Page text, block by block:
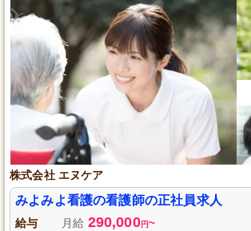
株式会社 エヌケア
みよみよ看護の看護師の正社員求人
給与 月給 290,000円~